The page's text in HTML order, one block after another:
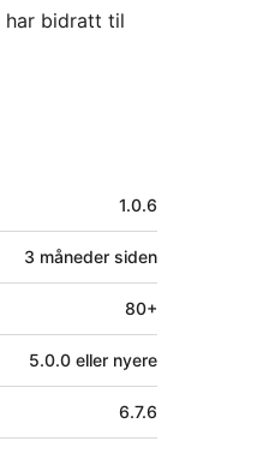
har bidratt til
1.0.6
3 måneder siden
80+
5.0.0 eller nyere
6.7.6